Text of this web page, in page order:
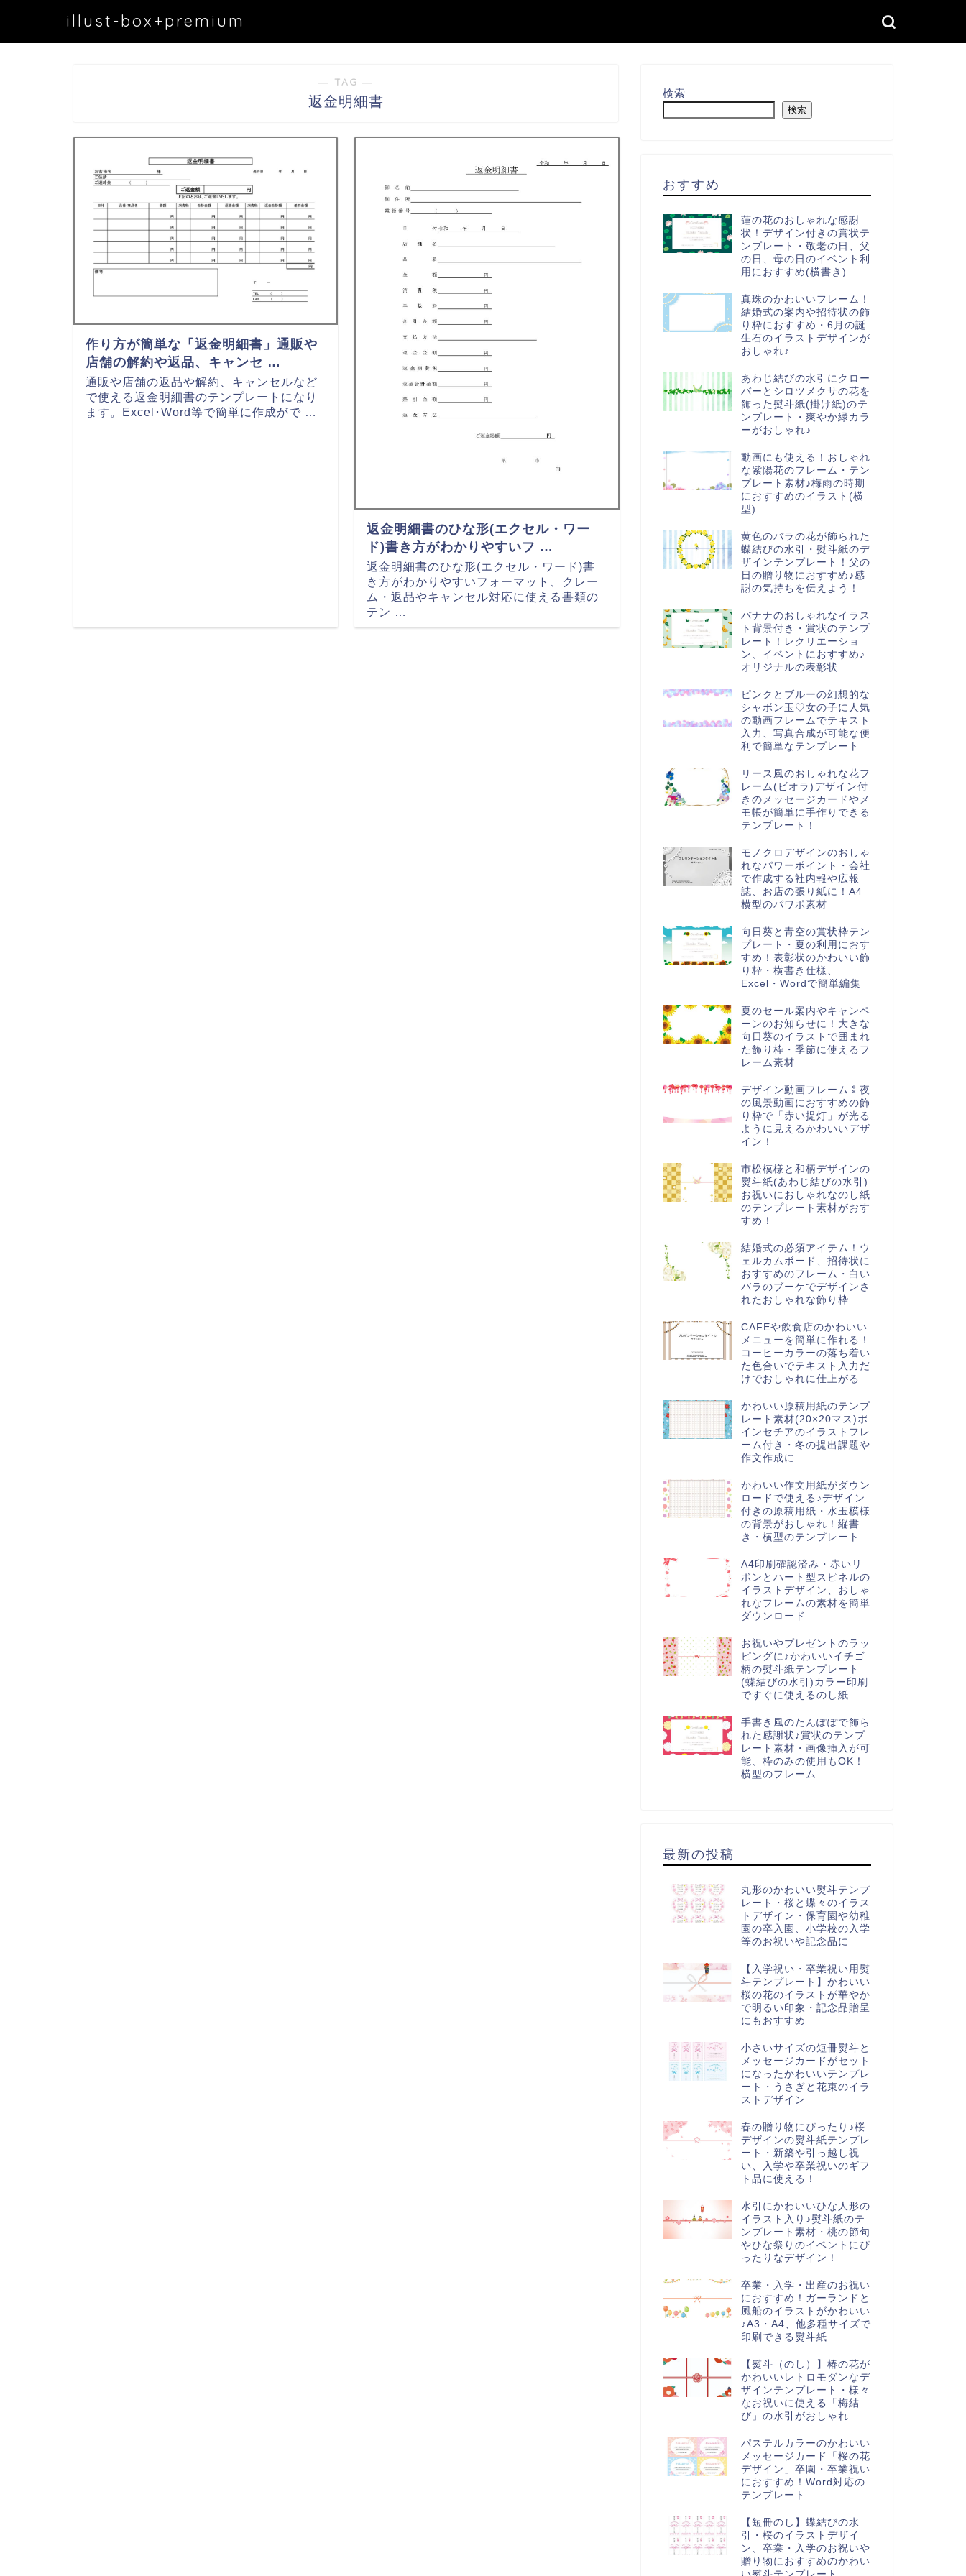
illust-box+premium
― TAG ―
返金明細書
作り方が簡単な「返金明細書」通販や
店舗の解約や返品、キャンセ …
通販や店舗の返品や解約、キャンセルなど
で使える返金明細書のテンプレートになり
ます。Excel･Word等で簡単に作成がで …
返金明細書のひな形(エクセル・ワー
ド)書き方がわかりやすいフ …
返金明細書のひな形(エクセル・ワード)書
き方がわかりやすいフォーマット、クレー
ム・返品やキャンセル対応に使える書類の
テン …
検索
検索
おすすめ
蓮の花のおしゃれな感謝
状！デザイン付きの賞状テ
ンプレート・敬老の日、父
の日、母の日のイベント利
用におすすめ(横書き)
真珠のかわいいフレーム！
結婚式の案内や招待状の飾
り枠におすすめ・6月の誕
生石のイラストデザインが
おしゃれ♪
あわじ結びの水引にクロー
バーとシロツメクサの花を
飾った熨斗紙(掛け紙)のテ
ンプレート・爽やか緑カラ
ーがおしゃれ♪
動画にも使える！おしゃれ
な紫陽花のフレーム・テン
プレート素材♪梅雨の時期
におすすめのイラスト(横
型)
黄色のバラの花が飾られた
蝶結びの水引・熨斗紙のデ
ザインテンプレート！父の
日の贈り物におすすめ♪感
謝の気持ちを伝えよう！
バナナのおしゃれなイラス
ト背景付き・賞状のテンプ
レート！レクリエーショ
ン、イベントにおすすめ♪
オリジナルの表彰状
ピンクとブルーの幻想的な
シャボン玉♡女の子に人気
の動画フレームでテキスト
入力、写真合成が可能な便
利で簡単なテンプレート
リース風のおしゃれな花フ
レーム(ビオラ)デザイン付
きのメッセージカードやメ
モ帳が簡単に手作りできる
テンプレート！
モノクロデザインのおしゃ
れなパワーポイント・会社
で作成する社内報や広報
誌、お店の張り紙に！A4
横型のパワポ素材
向日葵と青空の賞状枠テン
プレート・夏の利用におす
すめ！表彰状のかわいい飾
り枠・横書き仕様、
Excel・Wordで簡単編集
夏のセール案内やキャンペ
ーンのお知らせに！大きな
向日葵のイラストで囲まれ
た飾り枠・季節に使えるフ
レーム素材
デザイン動画フレーム⁑夜
の風景動画におすすめの飾
り枠で「赤い提灯」が光る
ように見えるかわいいデザ
イン！
市松模様と和柄デザインの
熨斗紙(あわじ結びの水引)
お祝いにおしゃれなのし紙
のテンプレート素材がおす
すめ！
結婚式の必須アイテム！ウ
ェルカムボード、招待状に
おすすめのフレーム・白い
バラのブーケでデザインさ
れたおしゃれな飾り枠
CAFEや飲食店のかわいい
メニューを簡単に作れる！
コーヒーカラーの落ち着い
た色合いでテキスト入力だ
けでおしゃれに仕上がる
かわいい原稿用紙のテンプ
レート素材(20×20マス)ポ
インセチアのイラストフレ
ーム付き・冬の提出課題や
作文作成に
かわいい作文用紙がダウン
ロードで使える♪デザイン
付きの原稿用紙・水玉模様
の背景がおしゃれ！縦書
き・横型のテンプレート
A4印刷確認済み・赤いリ
ボンとハート型スピネルの
イラストデザイン、おしゃ
れなフレームの素材を簡単
ダウンロード
お祝いやプレゼントのラッ
ピングに♪かわいいイチゴ
柄の熨斗紙テンプレート
(蝶結びの水引)カラー印刷
ですぐに使えるのし紙
手書き風のたんぽぽで飾ら
れた感謝状♪賞状のテンプ
レート素材・画像挿入が可
能、枠のみの使用もOK！
横型のフレーム
最新の投稿
丸形のかわいい熨斗テンプ
レート・桜と蝶々のイラス
トデザイン・保育園や幼稚
園の卒入園、小学校の入学
等のお祝いや記念品に
【入学祝い・卒業祝い用熨
斗テンプレート】かわいい
桜の花のイラストが華やか
で明るい印象・記念品贈呈
にもおすすめ
小さいサイズの短冊熨斗と
メッセージカードがセット
になったかわいいテンプレ
ート・うさぎと花束のイラ
ストデザイン
春の贈り物にぴったり♪桜
デザインの熨斗紙テンプレ
ート・新築や引っ越し祝
い、入学や卒業祝いのギフ
ト品に使える！
水引にかわいいひな人形の
イラスト入り♪熨斗紙のテ
ンプレート素材・桃の節句
やひな祭りのイベントにぴ
ったりなデザイン！
卒業・入学・出産のお祝い
におすすめ！ガーランドと
風船のイラストがかわいい
♪A3・A4、他多種サイズで
印刷できる熨斗紙
【熨斗（のし）】椿の花が
かわいいレトロモダンなデ
ザインテンプレート・様々
なお祝いに使える「梅結
び」の水引がおしゃれ
パステルカラーのかわいい
メッセージカード「桜の花
デザイン」卒園・卒業祝い
におすすめ！Word対応の
テンプレート
【短冊のし】蝶結びの水
引・桜のイラストデザイ
ン、卒業・入学のお祝いや
贈り物におすすめのかわい